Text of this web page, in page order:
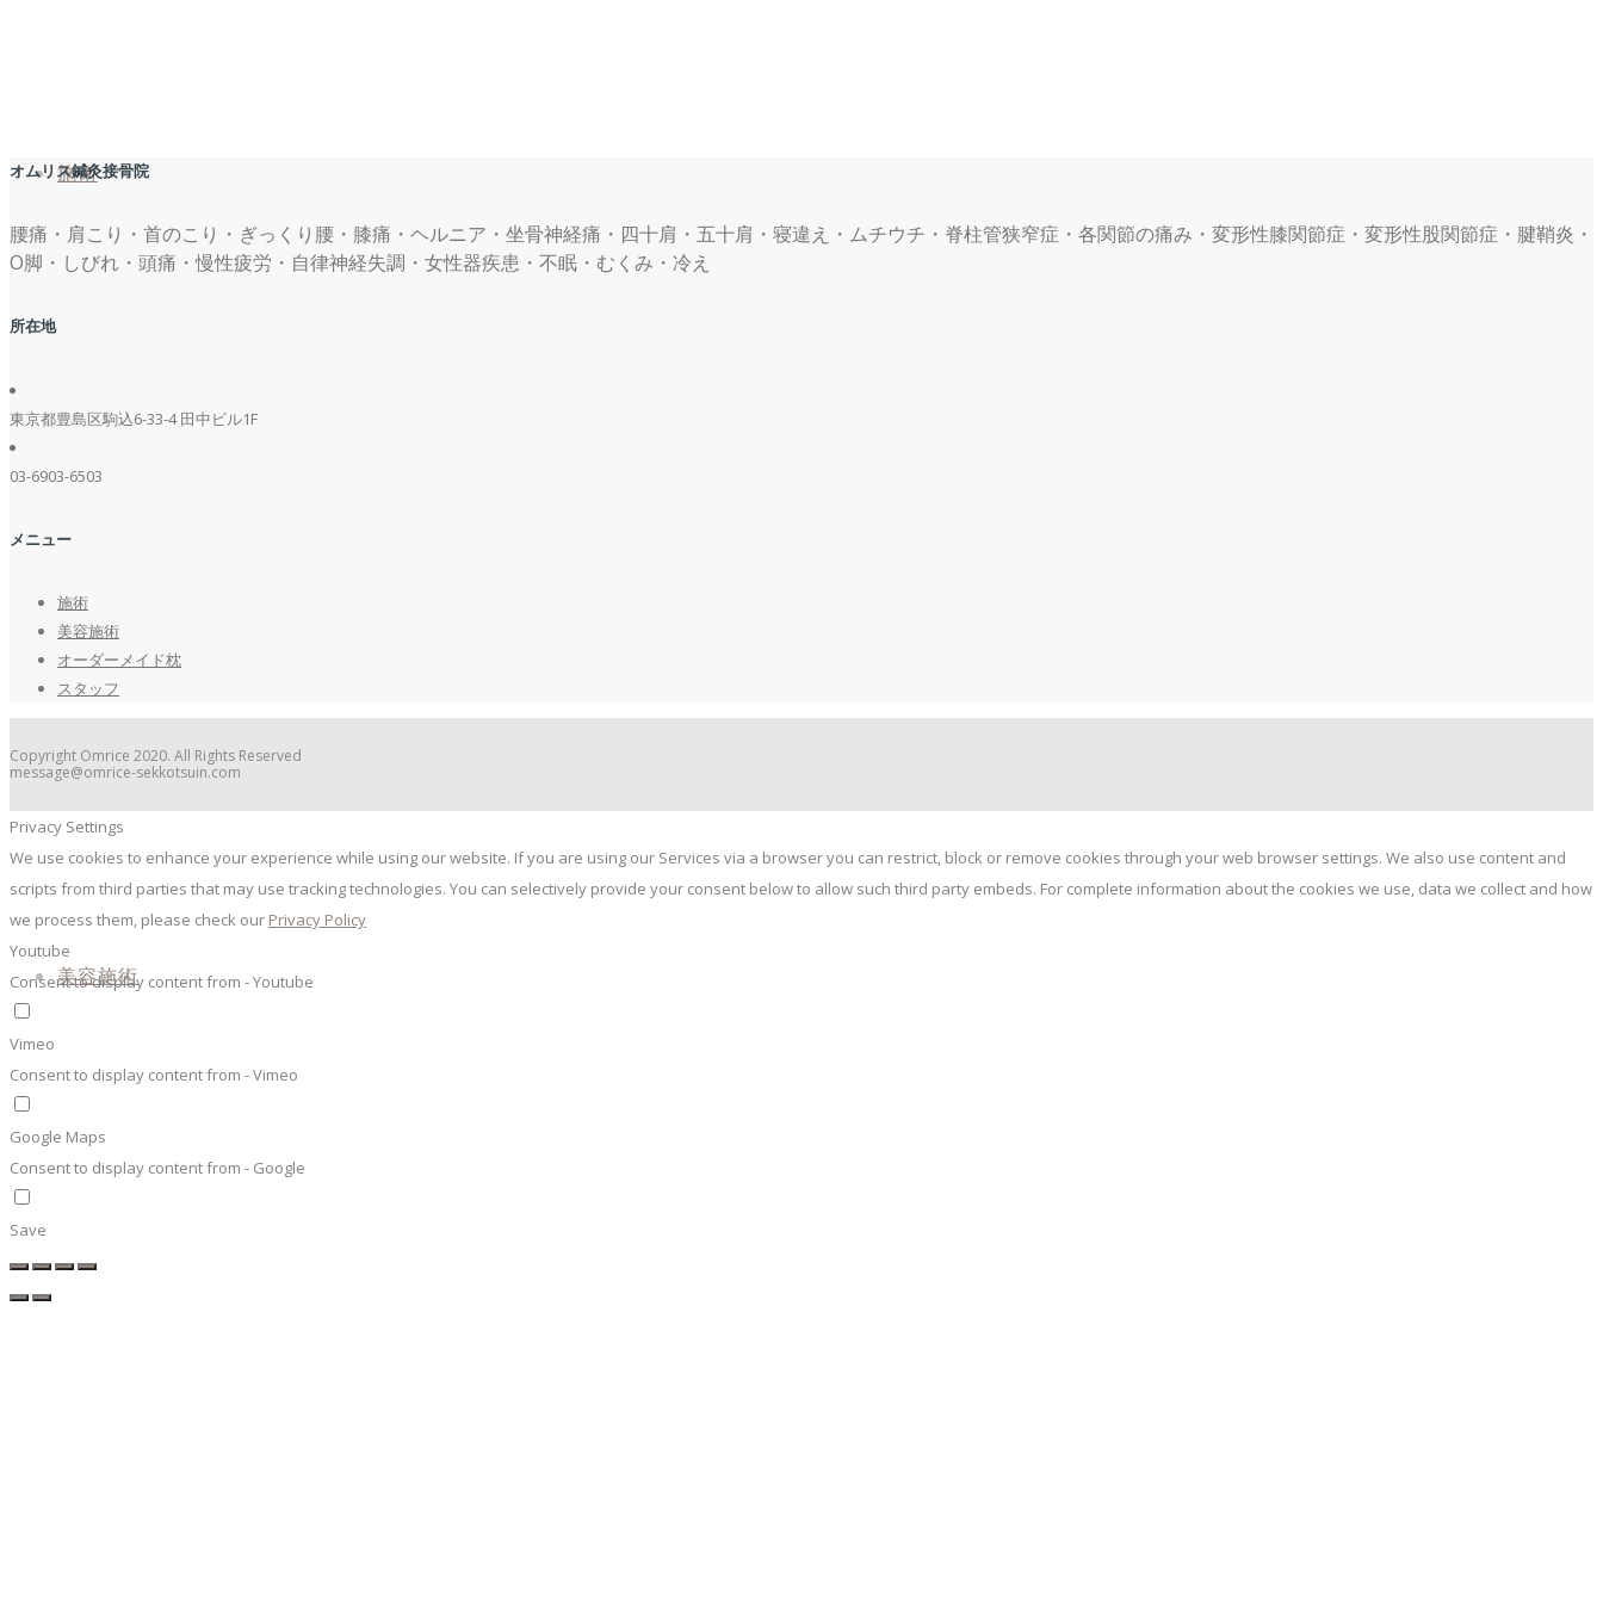
施術
美容施術
オムリス鍼灸接骨院
腰痛・肩こり・首のこり・ぎっくり腰・膝痛・ヘルニア・坐骨神経痛・四十肩・五十肩・寝違え・ムチウチ・脊柱管狭窄症・各関節の痛み・変形性膝関節症・変形性股関節症・腱鞘炎・
O脚・しびれ・頭痛・慢性疲労・自律神経失調・女性器疾患・不眠・むくみ・冷え
所在地
東京都豊島区駒込6-33-4 田中ビル1F
03-6903-6503
メニュー
施術
美容施術
オーダーメイド枕
スタッフ
Copyright Omrice 2020. All Rights Reserved
message@omrice-sekkotsuin.com
Privacy Settings
We use cookies to enhance your experience while using our website. If you are using our Services via a browser you can restrict, block or remove cookies through your web browser settings. We also use content and
scripts from third parties that may use tracking technologies. You can selectively provide your consent below to allow such third party embeds. For complete information about the cookies we use, data we collect and how
we process them, please check our Privacy Policy
Youtube
Consent to display content from - Youtube
Vimeo
Consent to display content from - Vimeo
Google Maps
Consent to display content from - Google
Save